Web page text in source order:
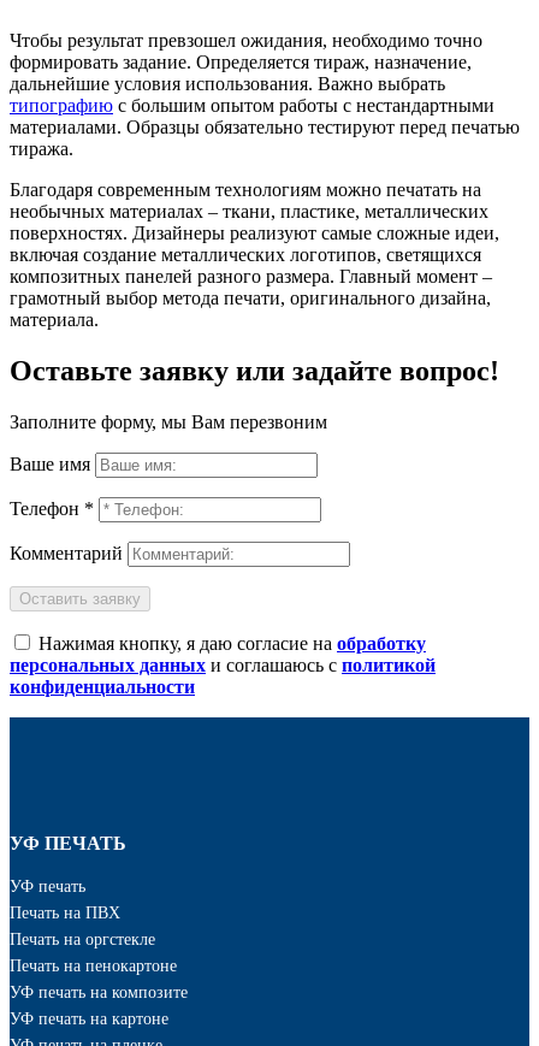
Чтобы результат превзошел ожидания, необходимо точно
формировать задание. Определяется тираж, назначение,
дальнейшие условия использования. Важно выбрать
типографию с большим опытом работы с нестандартными
материалами. Образцы обязательно тестируют перед печатью
тиража.
Благодаря современным технологиям можно печатать на
необычных материалах – ткани, пластике, металлических
поверхностях. Дизайнеры реализуют самые сложные идеи,
включая создание металлических логотипов, светящихся
композитных панелей разного размера. Главный момент –
грамотный выбор метода печати, оригинального дизайна,
материала.
Оставьте заявку или задайте вопрос!
Заполните форму, мы Вам перезвоним
Ваше имя
Телефон *
Комментарий
Оставить заявку
Нажимая кнопку, я даю согласие на обработку
персональных данных и соглашаюсь с политикой
конфиденциальности
УФ ПЕЧАТЬ
УФ печать
Печать на ПВХ
Печать на оргстекле
Печать на пенокартоне
УФ печать на композите
УФ печать на картоне